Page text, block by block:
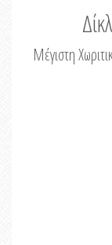
Μέγιστη